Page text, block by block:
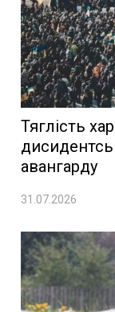
Тяглість
авангарду
31.07.2026